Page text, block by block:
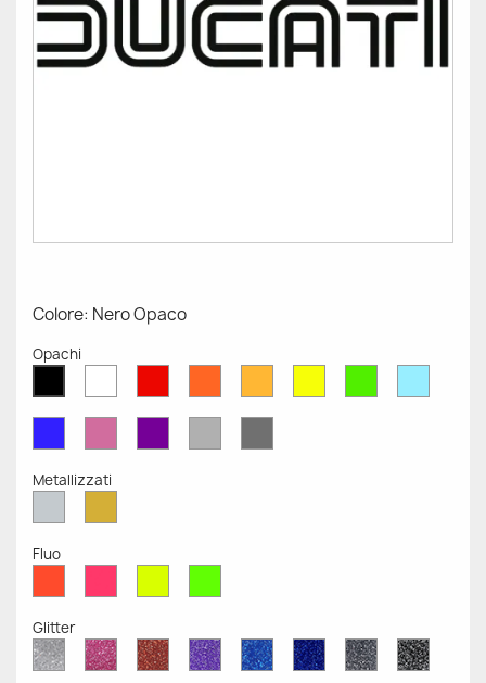
Colore: Nero Opaco
Opachi
Opaco OpacoOpacoOpacoOpacoOpacoOpacoOpaco
OpacoOpacoOpacoChiaroScuro
Metallizzati
MetallizzatoMetallizzato
Fluo
Fluo
Fluo
Fluo
Fluo
Glitter
Diamante
Glitter
Rosa
Glitter
Rosso
Glitter
Viola
Glitter
Blu
Zaffiro
Blu
Cobalto
Grigio
Glitter
Nero
Glitter